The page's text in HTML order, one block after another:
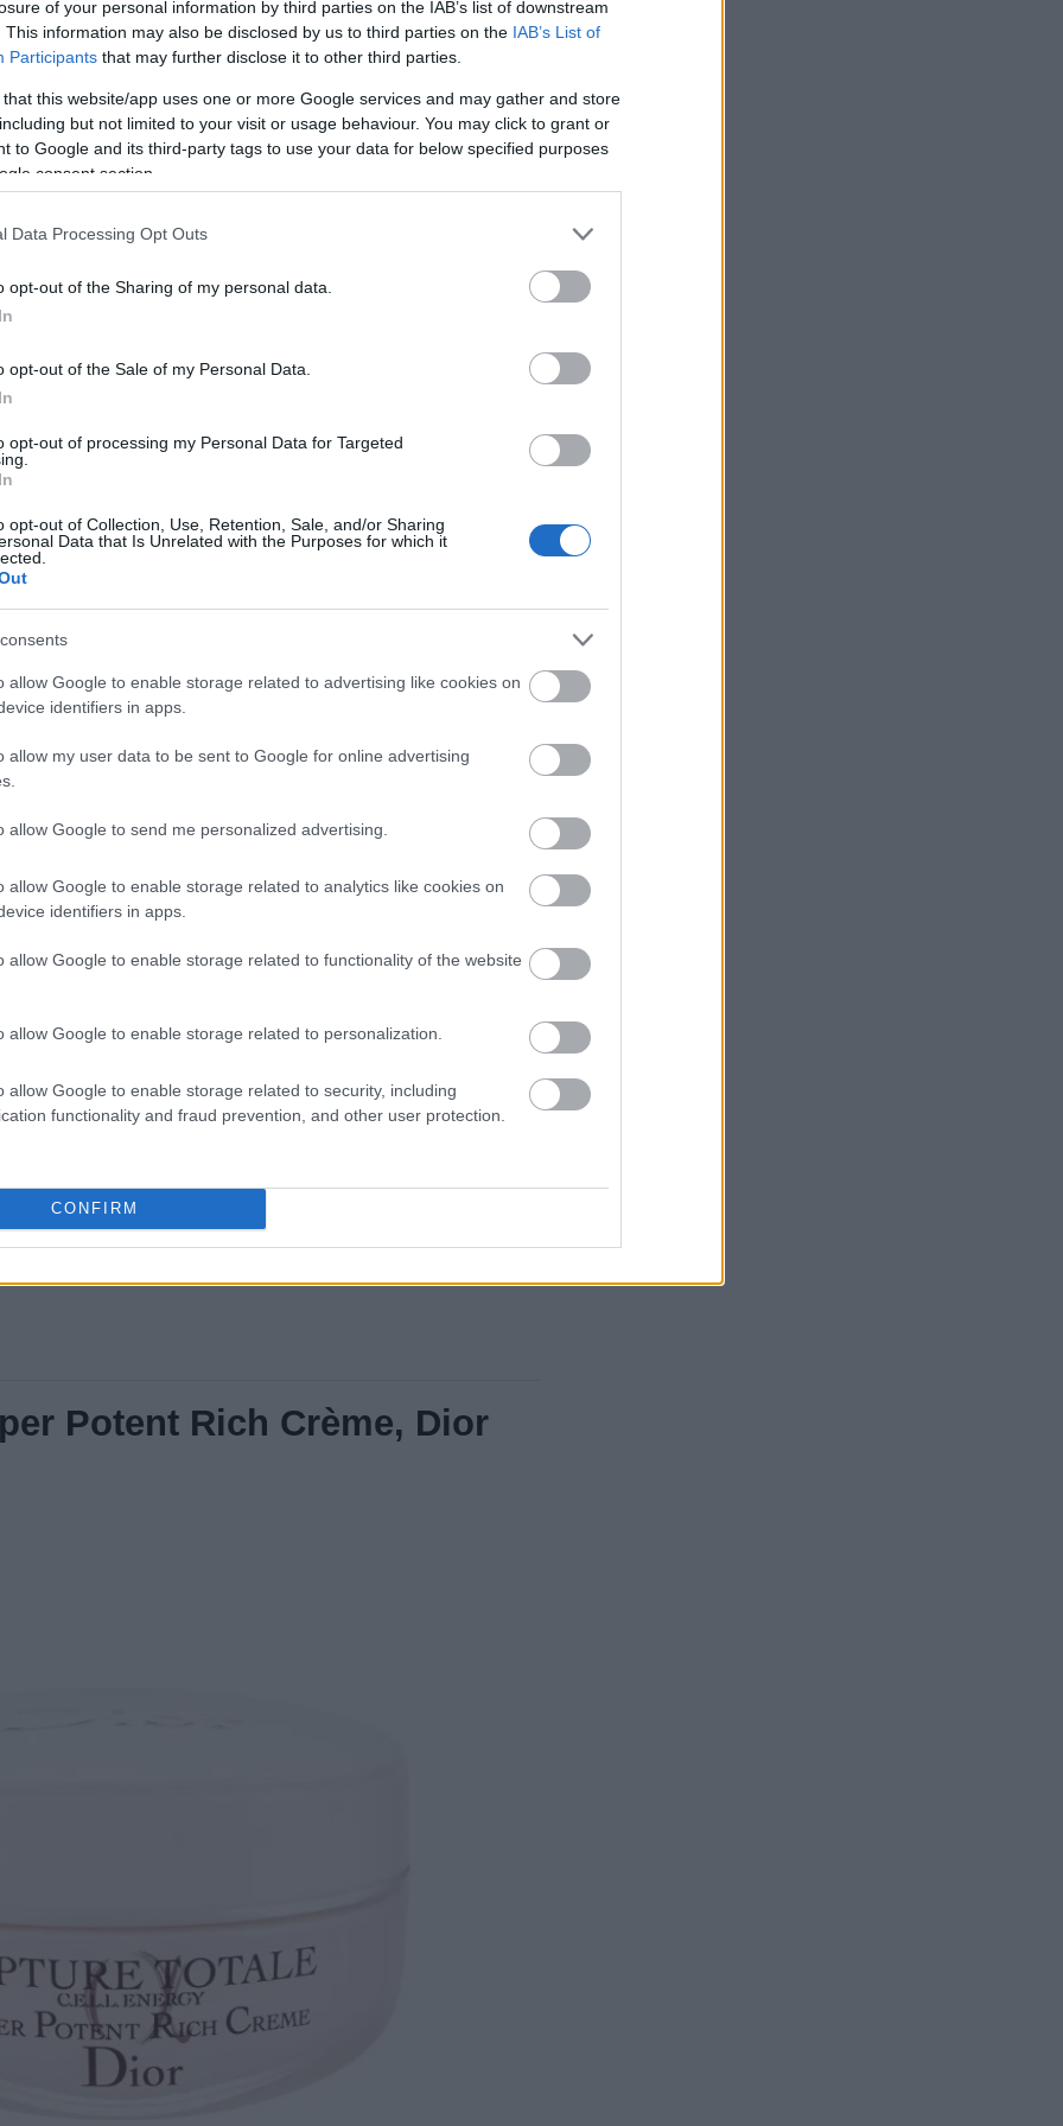
of your personal information by third parties on the IAB’s list of downstream
This information may also be disclosed by us to third parties on the IAB’s List of
Participants that may further disclose it to other third parties.
that this website/app uses one or more Google services and may gather and store
but not limited to your visit or usage behaviour. You may click to grant or
to Google and its third-party tags to use your data for below specified purposes
consent section.
Data Processing Opt Outs
opt-out of the Sharing of my personal data.
opt-out of the Sale of my Personal Data.
opt-out of processing my Personal Data for Targeted
opt-out of Collection, Use, Retention, Sale, and/or Sharing
Data that Is Unrelated with the Purposes for which it
allow Google to enable storage related to advertising like cookies on
identifiers in apps.
allow my user data to be sent to Google for online advertising
allow Google to send me personalized advertising.
allow Google to enable storage related to analytics like cookies on
identifiers in apps.
allow Google to enable storage related to functionality of the website
allow Google to enable storage related to personalization.
allow Google to enable storage related to security, including
functionality and fraud prevention, and other user protection.
CONFIRM
λάμψη στην επιδερμίδα σας
προσώπου, που ταιριάζει απόλυτα στον τύπο
η ισορροπημένη διατροφή και η άσκηση
δική σας καθημερινή προσπάθεια είναι πολύτιμη.
τις καλύτερεςκρέμες κατά της γήρανσης
για να βρείτε το δικό σας αγαπημένο
και λαμπερή πλευρά σας.
Potent Rich Crème, Dior